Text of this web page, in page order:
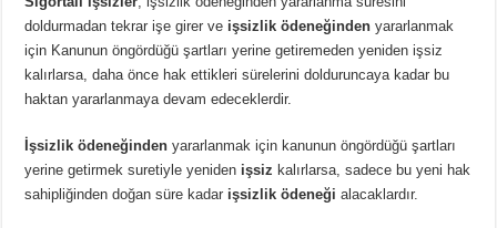
doldurmadan tekrar işe girer ve işsizlik ödeneğinden yararlanmak
için Kanunun öngördüğü şartları yerine getiremeden yeniden işsiz
kalırlarsa, daha önce hak ettikleri sürelerini dolduruncaya kadar bu
haktan yararlanmaya devam edeceklerdir.
İşsizlik ödeneğinden yararlanmak için kanunun öngördüğü şartları
yerine getirmek suretiyle yeniden işsiz kalırlarsa, sadece bu yeni hak
sahipliğinden doğan süre kadar işsizlik ödeneği alacaklardır.